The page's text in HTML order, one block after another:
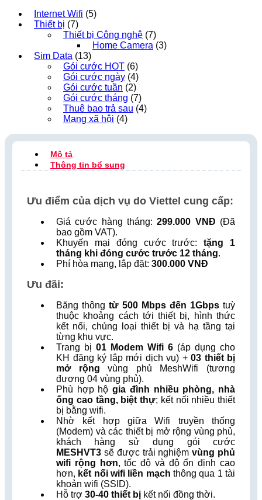
Internet Wifi (5)
Thiết bị (7)
Thiết bị Công nghệ (7)
Home Camera (3)
Sim Data (13)
Gói cước HOT (6)
Gói cước ngày (4)
Gói cước tuần (2)
Gói cước tháng (7)
Thuê bao trả sau (4)
Mạng xã hội (4)
Mô tả
Thông tin bổ sung
Ưu điểm của dịch vụ do Viettel cung cấp:
Giá cước hàng tháng:299.000 VNĐ (Đã
bao gồm VAT).
Khuyến mại đóng cước trước: tặng 1
tháng khi đóng cước trước 12 tháng.
Phí hòa mạng, lắp đặt: 300.000 VNĐ
Ưu đãi:
Băng thông từ 500 Mbps đến 1Gbps tuỳ
thuộc khoảng cách tới thiết bị, hình thức
kết nối, chủng loại thiết bị và hạ tầng tại
từng khu vực.
Trang bị 01 Modem Wifi 6 (áp dụng cho
KH đăng ký lắp mới dịch vụ) + 03 thiết bị
mở rộng vùng phủ MeshWifi (tương
đương 04 vùng phủ).
Phù hợp hộgia đình nhiều phòng, nhà
ống cao tầng, biệt thự; kết nối nhiều thiết
bị bằng wifi.
Nhờ kết hợp giữa Wifi truyền thống
(Modem) và các thiết bị mở rộng vùng phủ,
khách hàng sử dụng gói cước
MESHVT3 sẽ được trải nghiệmvùng phủ
wifi rộng hơn, tốc độ và độ ổn định cao
hơn, kết nối wifi liền mạch thông qua 1 tài
khoản wifi (SSID).
Hỗ trợ 30-40 thiết bị kết nối đồng thời.